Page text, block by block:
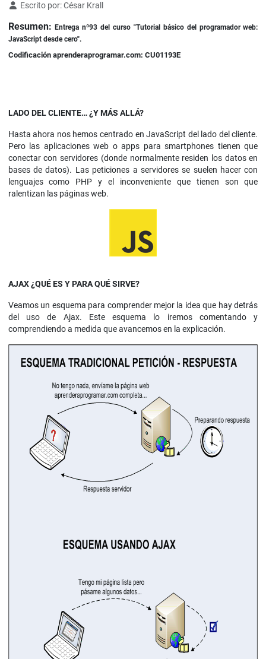
Detalles
Escrito por:César Krall
Resumen:Entrega nº93 del curso "Tutorial básico del programador web:
JavaScript desde cero".
Codificación aprenderaprogramar.com: CU01193E
LADO DEL CLIENTE… ¿Y MÁS ALLÁ?
Hasta ahora nos hemos centrado en JavaScript del lado del cliente.
Pero las aplicaciones web o apps para smartphones tienen que
conectar con servidores (donde normalmente residen los datos en
bases de datos). Las peticiones a servidores se suelen hacer con
lenguajes como PHP y el inconveniente que tienen son que
ralentizan las páginas web.
AJAX ¿QUÉ ES Y PARA QUÉ SIRVE?
Veamos un esquema para comprender mejor la idea que hay detrás
del uso de Ajax. Este esquema lo iremos comentando y
comprendiendo a medida que avancemos en la explicación.